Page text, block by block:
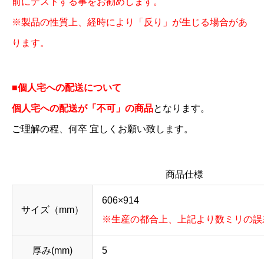
※製品の性質上、経時により「反り」が生じる場合があ
ります。
■個人宅への配送について
個人宅への配送が「不可」の商品となります。
ご理解の程、何卒 宜しくお願い致します。
商品仕様
サイズ（mm）
606×914
※生産の都合上、上記より数ミリの
厚み(mm) 5